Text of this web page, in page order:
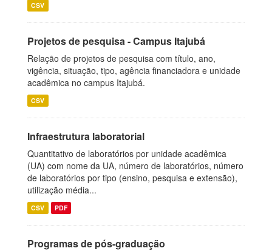
CSV
Projetos de pesquisa - Campus Itajubá
Relação de projetos de pesquisa com título, ano,
vigência, situação, tipo, agência financiadora e unidade
acadêmica no campus Itajubá.
CSV
Infraestrutura laboratorial
Quantitativo de laboratórios por unidade acadêmica
(UA) com nome da UA, número de laboratórios, número
de laboratórios por tipo (ensino, pesquisa e extensão),
utilização média...
CSV PDF
Programas de pós-graduação